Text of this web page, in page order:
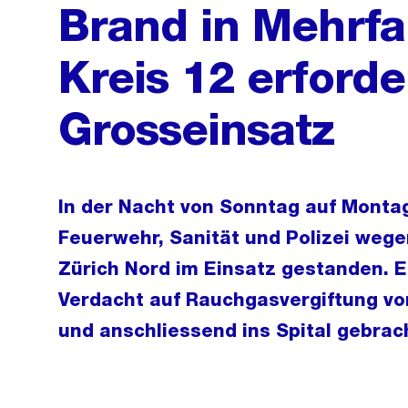
Brand in
Kreis 12
Grosseinsatz
In der Nacht von Sonntag auf
Feuerwehr, Sanität und Polizei
Zürich Nord im Einsatz gestanden.
Verdacht auf Rauchgasvergiftung
und anschliessend ins Spital